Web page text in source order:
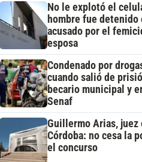
No le explotó el
hombre fue detenido
acusado por el
esposa
Condenado por
cuando salió de
becario municipal y
Senaf
Guillermo Arias, juez
Córdoba: no cesa la
el concurso